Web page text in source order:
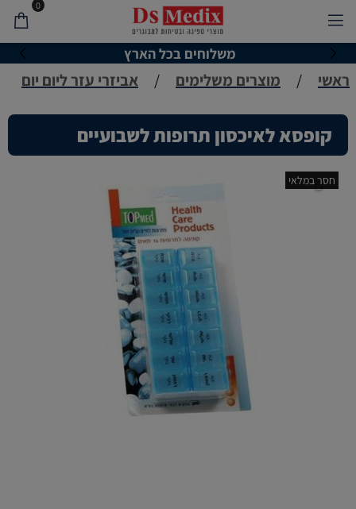
משלוחים בכל הארץ
0
ראשי / מוצרים משלימים / אביזרי עזר ליום יום
קופסא לאיכסון תרופות לשבועיים
חסר במלאי